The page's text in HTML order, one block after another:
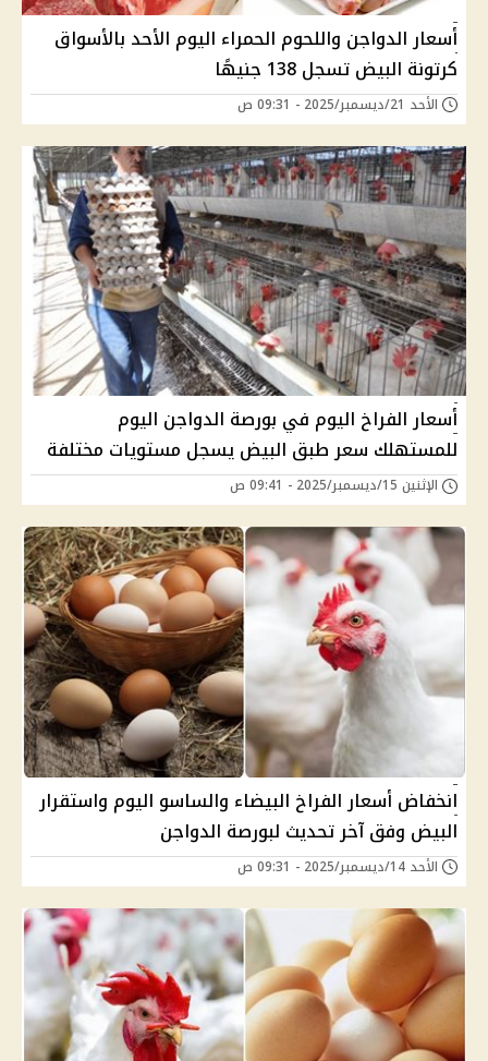
أسعار الدواجن واللحوم الحمراء اليوم الأحد بالأسواق
كرتونة البيض تسجل 138 جنيهًا
الأحد 21/ديسمبر/2025 - 09:31 ص
أسعار الفراخ اليوم في بورصة الدواجن اليوم
للمستهلك سعر طبق البيض يسجل مستويات مختلفة
الإثنين 15/ديسمبر/2025 - 09:41 ص
انخفاض أسعار الفراخ البيضاء والساسو اليوم واستقرار
البيض وفق آخر تحديث لبورصة الدواجن
الأحد 14/ديسمبر/2025 - 09:31 ص